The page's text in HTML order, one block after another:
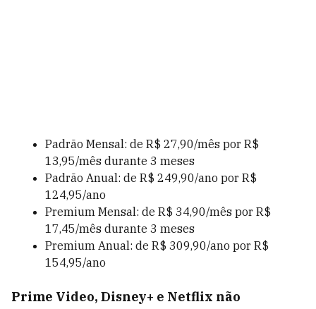
Padrão Mensal: de R$ 27,90/mês por R$
13,95/mês durante 3 meses
Padrão Anual: de R$ 249,90/ano por R$
124,95/ano
Premium Mensal: de R$ 34,90/mês por R$
17,45/mês durante 3 meses
Premium Anual: de R$ 309,90/ano por R$
154,95/ano
Prime Video, Disney+ e Netflix não